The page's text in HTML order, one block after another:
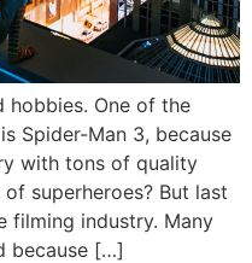
hobbies. One of the
Spider-Man 3, because
with tons of quality
superheroes? But last
filming industry. Many
because […]